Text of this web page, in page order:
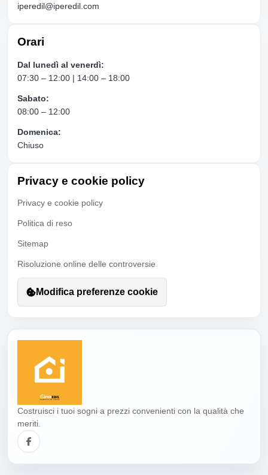
iperedil@iperedil.com
Orari
Dal lunedì al venerdì:
07:30 – 12:00 | 14:00 – 18:00
Sabato:
08:00 – 12:00
Domenica:
Chiuso
Privacy e cookie policy
Privacy e cookie policy
Politica di reso
Sitemap
Risoluzione online delle controversie
Modifica preferenze cookie
Costruisci i tuoi sogni a prezzi convenienti con la qualità che
meriti.